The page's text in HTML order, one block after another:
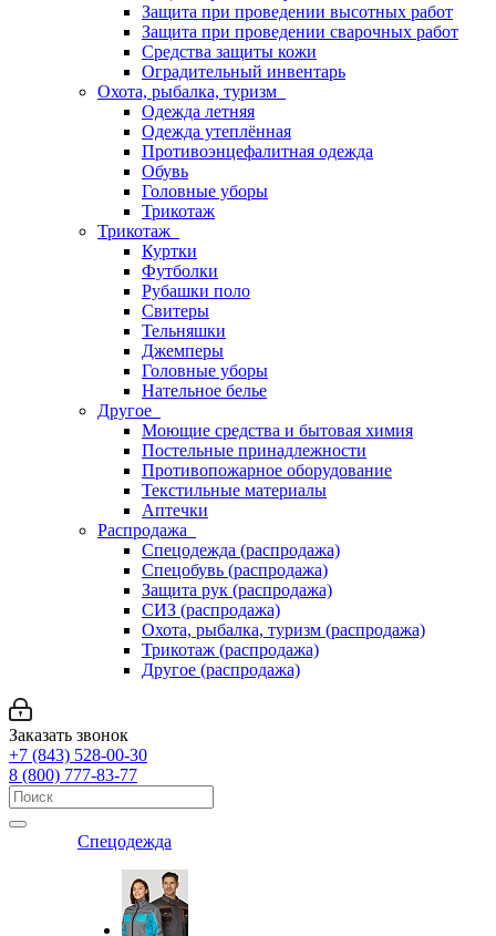
Защита при проведении высотных работ
Защита при проведении сварочных работ
Средства защиты кожи
Оградительный инвентарь
Охота, рыбалка, туризм
Одежда летняя
Одежда утеплённая
Противоэнцефалитная одежда
Обувь
Головные уборы
Трикотаж
Трикотаж
Куртки
Футболки
Рубашки поло
Свитеры
Тельняшки
Джемперы
Головные уборы
Нательное белье
Другое
Моющие средства и бытовая химия
Постельные принадлежности
Противопожарное оборудование
Текстильные материалы
Аптечки
Распродажа
Спецодежда (распродажа)
Спецобувь (распродажа)
Защита рук (распродажа)
СИЗ (распродажа)
Охота, рыбалка, туризм (распродажа)
Трикотаж (распродажа)
Другое (распродажа)
Заказать звонок
+7 (843) 528-00-30
8 (800) 777-83-77
Спецодежда